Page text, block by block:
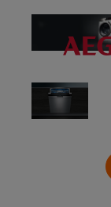
LINK
LINK